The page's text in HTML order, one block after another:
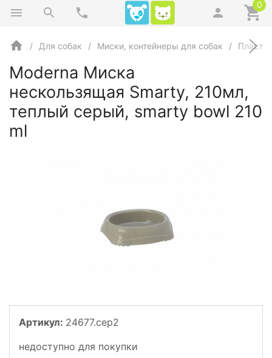
0
Для собак Миски, контейнеры для собак
Moderna Миска
нескользящая Smarty, 210мл,
теплый серый, smarty bowl 210
ml
Артикул: 24677.сер2
недоступно для покупки